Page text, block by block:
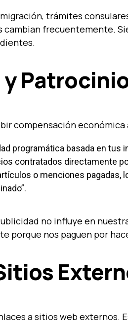
trámites
frecuentemente.
compensación económica
programática basada en tus
contratados directamente
o menciones pagadas,
no influye en
porque nos paguen por
a sitios web externos.